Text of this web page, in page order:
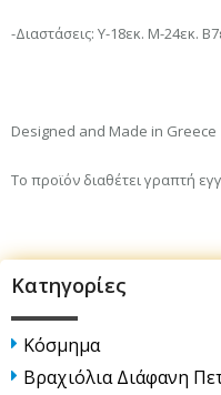
-Διαστάσεις: Υ-18εκ. Μ-24εκ.
Designed and Made in Greece
Το προϊόν διαθέτει γραπτή
Κατηγορίες
Κόσμημα
Βραχιόλια Διάφανη